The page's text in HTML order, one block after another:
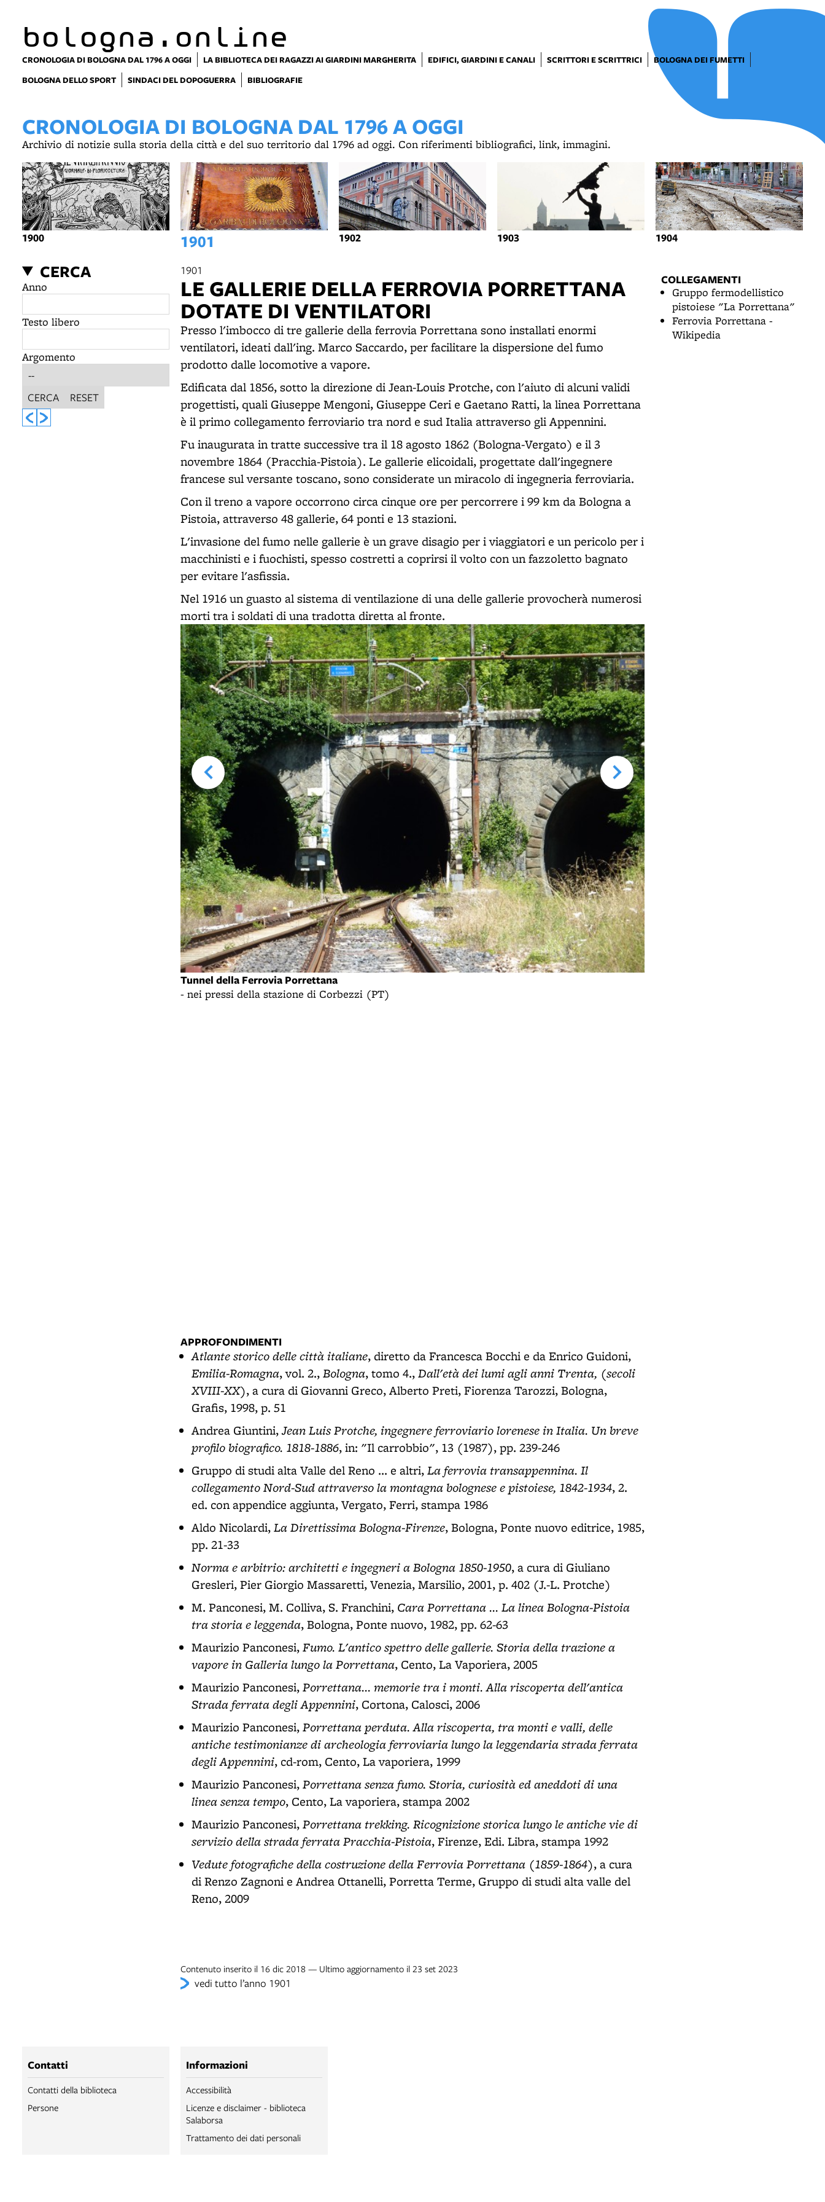
bologna.online
CRONOLOGIA DI BOLOGNA DAL 1796 A OGGI LA BIBLIOTECA DEI RAGAZZI AI GIARDINI MARGHERITA EDIFICI, GIARDINI E CANALI SCRITTORI E SCRITTRICI
BOLOGNA DEI FUMETTI
BOLOGNA DELLO SPORT
SINDACI DEL DOPOGUERRA BIBLIOGRAFIE
CRONOLOGIA DI BOLOGNA DAL 1796 A OGGI
Archivio di notizie sulla storia della città e del suo territorio dal 1796 ad oggi. Con riferimenti bibliografici, link, immagini.
1900 1901 1902 1903 1904
CERCA
Anno
Testo libero
Argomento
CERCA RESET
1901
LE GALLERIE DELLA FERROVIA PORRETTANA
DOTATE DI VENTILATORI
Presso l'imbocco di tre gallerie della ferrovia Porrettana sono installati enormi
ventilatori, ideati dall'ing. Marco Saccardo, per facilitare la dispersione del fumo
prodotto dalle locomotive a vapore.
Edificata dal 1856, sotto la direzione di Jean-Louis Protche, con l'aiuto di alcuni validi
progettisti, quali Giuseppe Mengoni, Giuseppe Ceri e Gaetano Ratti, la linea Porrettana
è il primo collegamento ferroviario tra nord e sud Italia attraverso gli Appennini.
Fu inaugurata in tratte successive tra il 18 agosto 1862 (Bologna-Vergato) e il 3
novembre 1864 (Pracchia-Pistoia). Le gallerie elicoidali, progettate dall'ingegnere
francese sul versante toscano, sono considerate un miracolo di ingegneria ferroviaria.
Con il treno a vapore occorrono circa cinque ore per percorrere i 99 km da Bologna a
Pistoia, attraverso 48 gallerie, 64 ponti e 13 stazioni.
L'invasione del fumo nelle gallerie è un grave disagio per i viaggiatori e un pericolo per i
macchinisti e i fuochisti, spesso costretti a coprirsi il volto con un fazzoletto bagnato
per evitare l'asfissia.
Nel 1916 un guasto al sistema di ventilazione di una delle gallerie provocherà numerosi
morti tra i soldati di una tradotta diretta al fronte.
Tunnel della Ferrovia Porrettana
- nei pressi della stazione di Corbezzi (PT)
APPROFONDIMENTI
Atlante storico delle città italiane, diretto da Francesca Bocchi e da Enrico Guidoni,
Emilia-Romagna, vol. 2.,Bologna, tomo 4.,Dall'età dei lumi agli anni Trenta, (secoli
XVIII-XX), a cura di Giovanni Greco, Alberto Preti, Fiorenza Tarozzi, Bologna,
Grafis, 1998, p. 51
Andrea Giuntini,Jean Luis Protche, ingegnere ferroviario lorenese in Italia. Un breve
profilo biografico. 1818-1886, in: "Il carrobbio", 13 (1987), pp. 239-246
Gruppo di studi alta Valle del Reno ... e altri,La ferrovia transappennina. Il
collegamento Nord-Sud attraverso la montagna bolognese e pistoiese, 1842-1934, 2.
ed. con appendice aggiunta, Vergato, Ferri, stampa 1986
Aldo Nicolardi,La Direttissima Bologna-Firenze, Bologna, Ponte nuovo editrice, 1985,
pp. 21-33
Norma e arbitrio: architetti e ingegneri a Bologna 1850-1950, a cura di Giuliano
Gresleri, Pier Giorgio Massaretti, Venezia, Marsilio, 2001, p. 402 (J.-L. Protche)
M. Panconesi, M. Colliva, S. Franchini, Cara Porrettana ... La linea Bologna-Pistoia
tra storia e leggenda, Bologna, Ponte nuovo, 1982, pp. 62-63
Maurizio Panconesi,Fumo. L'antico spettro delle gallerie. Storia della trazione a
vapore in Galleria lungo la Porrettana, Cento, La Vaporiera, 2005
Maurizio Panconesi,Porrettana... memorie tra i monti. Alla riscoperta dell'antica
Strada ferrata degli Appennini, Cortona, Calosci, 2006
Maurizio Panconesi,Porrettana perduta. Alla riscoperta, tra monti e valli, delle
antiche testimonianze di archeologia ferroviaria lungo la leggendaria strada ferrata
degli Appennini, cd-rom, Cento, La vaporiera, 1999
Maurizio Panconesi,Porrettana senza fumo. Storia, curiosità ed aneddoti di una
linea senza tempo, Cento, La vaporiera, stampa 2002
Maurizio Panconesi,Porrettana trekking. Ricognizione storica lungo le antiche vie di
servizio della strada ferrata Pracchia-Pistoia, Firenze, Edi. Libra, stampa 1992
Vedute fotografiche della costruzione della Ferrovia Porrettana (1859-1864), a cura
di Renzo Zagnoni e Andrea Ottanelli, Porretta Terme, Gruppo di studi alta valle del
Reno, 2009
Contenuto inserito il 16 dic 2018 — Ultimo aggiornamento il 23 set 2023
vedi tutto l’anno 1901
COLLEGAMENTI
Gruppo fermodellistico
pistoiese "La Porrettana"
Ferrovia Porrettana -
Wikipedia
Contatti
Contatti della biblioteca
Persone
Informazioni
Accessibilità
Licenze e disclaimer - biblioteca
Salaborsa
Trattamento dei dati personali